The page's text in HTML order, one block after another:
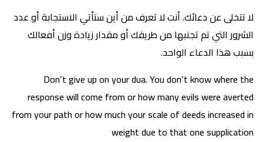
لا تتخلى عن دعائك. أنت لا تعرف من أين ستأتي الاستجابة أو عدد
الشرور التي تم تجنبها من طريقك أو مقدار زيادة وزن أفعالك
بسبب هذا الدعاء الواحد.
Don’t give up on your dua. You don’t know where the
response will come from or how many evils were averted
from your path or how much your scale of deeds increased in
weight due to that one supplication